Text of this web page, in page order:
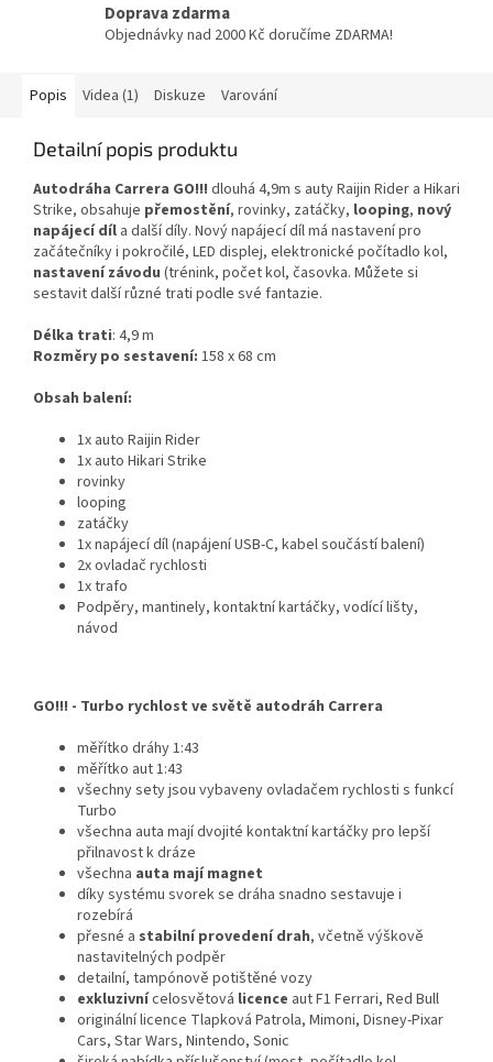
Doprava zdarma
Objednávky nad 2000 Kč doručíme ZDARMA!
Popis Videa (1) Diskuze Varování
Detailní popis produktu
Autodráha Carrera GO!!! dlouhá 4,9m s auty Raijin Rider a Hikari
Strike, obsahuje přemostění, rovinky, zatáčky, looping, nový
napájecí díl a další díly. Nový napájecí díl má nastavení pro
začátečníky i pokročilé, LED displej, elektronické počítadlo kol,
nastavení závodu (trénink, počet kol, časovka. Můžete si
sestavit další různé trati podle své fantazie.
Délka trati: 4,9 m
Rozměry po sestavení: 158 x 68 cm
Obsah balení:
1x auto Raijin Rider
1x auto Hikari Strike
rovinky
looping
zatáčky
1x napájecí díl (napájení USB-C, kabel součástí balení)
2x ovladač rychlosti
1x trafo
Podpěry, mantinely, kontaktní kartáčky, vodící lišty,
návod
GO!!! - Turbo rychlost ve světě autodráh Carrera
měřítko dráhy 1:43
měřítko aut 1:43
všechny sety jsou vybaveny ovladačem rychlosti s funkcí
Turbo
všechna auta mají dvojité kontaktní kartáčky pro lepší
přilnavost k dráze
všechna auta mají magnet
díky systému svorek se dráha snadno sestavuje i
rozebírá
přesné a stabilní provedení drah, včetně výškově
nastavitelných podpěr
detailní, tampónově potištěné vozy
exkluzivnícelosvětová licence aut F1 Ferrari, Red Bull
originální licence Tlapková Patrola, Mimoni, Disney-Pixar
Cars, Star Wars, Nintendo, Sonic